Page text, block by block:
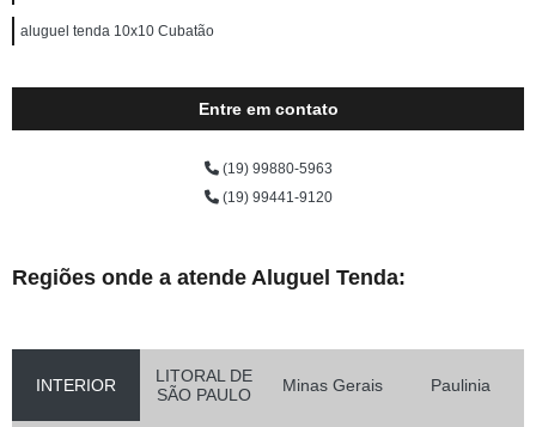
aluguel tenda 10x10 Cubatão
Entre em contato
(19) 99880-5963
(19) 99441-9120
Regiões onde a atende Aluguel Tenda:
INTERIOR
LITORAL DE
SÃO PAULO
Minas Gerais Paulinia